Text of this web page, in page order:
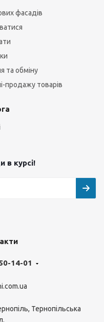
фасадів
та обміну
продажу товарів
в курсі!
14-01
Тернопільська